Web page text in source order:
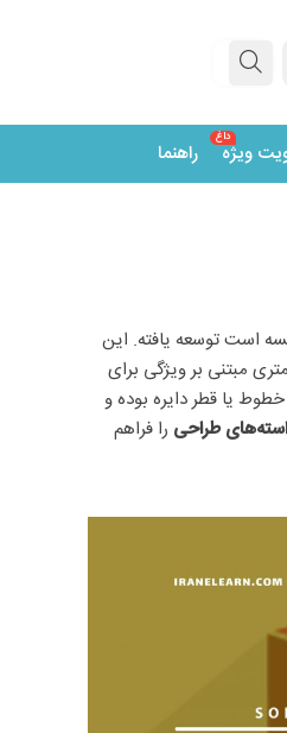
ویژه
داغ
راهنما
است توسعه یافته. این
مبتنی بر ویژگی برای
یا قطر دایره بوده و
طراحی را فراهم